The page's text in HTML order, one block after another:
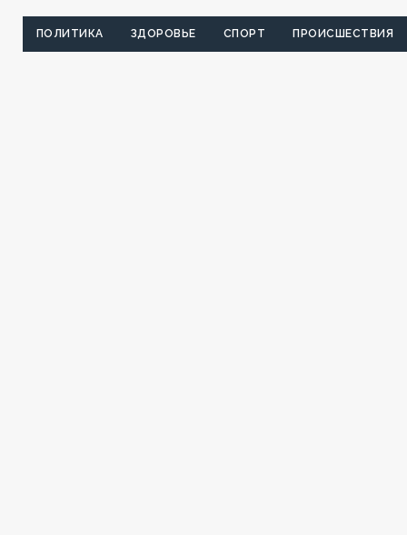
ПОЛИТИКА ЗДОРОВЬЕ СПОРТ ПРОИСШЕСТВИЯ